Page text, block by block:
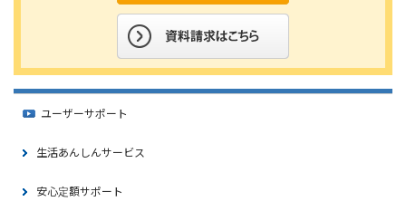
ユーザーサポート
生活あんしんサービス
安心定額サポート